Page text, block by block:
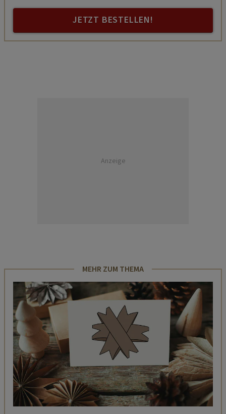
JETZT BESTELLEN!
Anzeige
MEHR ZUM THEMA